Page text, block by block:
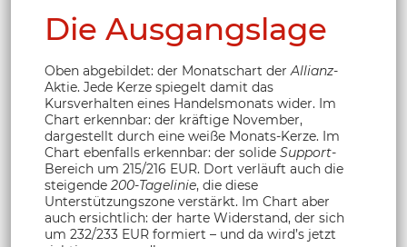
Die Ausgangslage
Oben abgebildet: der Monatschart der Allianz-
Aktie. Jede Kerze spiegelt damit das
Kursverhalten eines Handelsmonats wider. Im
Chart erkennbar: der kräftige November,
dargestellt durch eine weiße Monats-Kerze. Im
Chart ebenfalls erkennbar: der solide Support-
Bereich um 215/216 EUR. Dort verläuft auch die
steigende 200-Tagelinie, die diese
Unterstützungszone verstärkt. Im Chart aber
auch ersichtlich: der harte Widerstand, der sich
um 232/233 EUR formiert – und da wird’s jetzt